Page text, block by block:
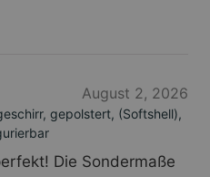
August 2, 2026
gepolstert, (Softshell),
Die Sondermaße